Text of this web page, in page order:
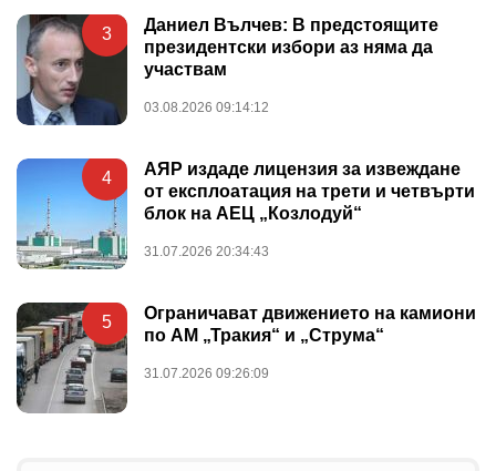
3
Даниел Вълчев: В предстоящите
президентски избори аз няма да
участвам
03.08.2026 09:14:12
4
АЯР издаде лицензия за извеждане
от експлоатация на трети и четвърти
блок на АЕЦ „Козлодуй“
31.07.2026 20:34:43
5
Ограничават движението на камиони
по АМ „Тракия“ и „Струма“
31.07.2026 09:26:09